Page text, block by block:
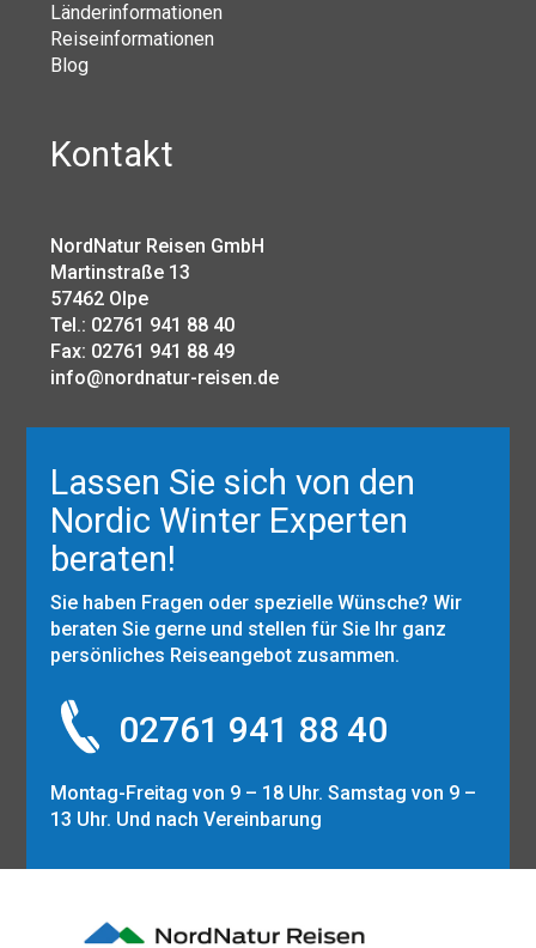
Länderinformationen
Reiseinformationen
Blog
Kontakt
NordNatur Reisen GmbH
Martinstraße 13
57462 Olpe
Tel.: 02761 941 88 40
Fax: 02761 941 88 49
info@nordnatur-reisen.de
Lassen Sie sich von den
Nordic Winter Experten
beraten!
Sie haben Fragen oder spezielle Wünsche? Wir
beraten Sie gerne und stellen für Sie Ihr ganz
persönliches Reiseangebot zusammen.
02761 941 88 40
Montag-Freitag von 9 – 18 Uhr. Samstag von 9 –
13 Uhr. Und nach Vereinbarung